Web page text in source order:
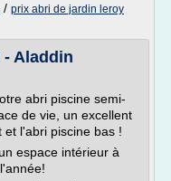
/ prix abri de jardin leroy
Aladdin
abri piscine semi-
de vie, un excellent
l'abri piscine bas !
espace intérieur à